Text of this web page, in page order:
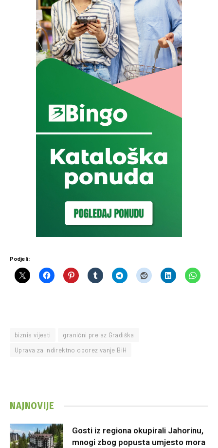
Podjeli:
biznis vijesti
granični prelaz Gradiška
Uprava za indirektno oporezivanje BiH
NAJNOVIJE
Gosti iz regiona okupirali Jahorinu,
mnogi zbog popusta umjesto mora